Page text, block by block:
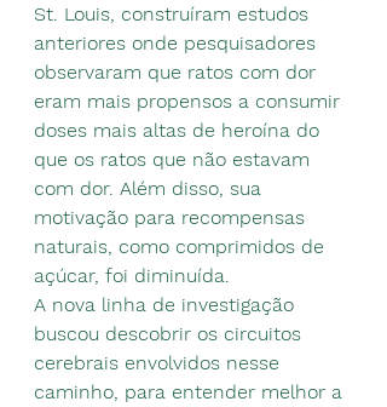
St. Louis, construíram estudos
anteriores onde pesquisadores
observaram que ratos com dor
eram mais propensos a consumir
doses mais altas de heroína do
que os ratos que não estavam
com dor. Além disso, sua
motivação para recompensas
naturais, como comprimidos de
açúcar, foi diminuída.
A nova linha de investigação
buscou descobrir os circuitos
cerebrais envolvidos nesse
caminho, para entender melhor a